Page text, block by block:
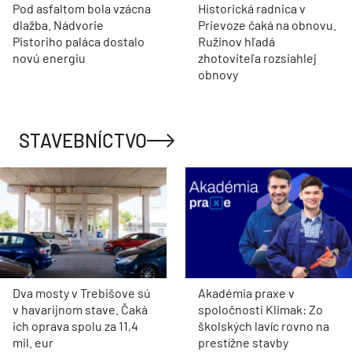
Pod asfaltom bola vzácna
dlažba. Nádvorie
Pistoriho paláca dostalo
novú energiu
Historická radnica v
Prievoze čaká na obnovu.
Ružinov hľadá
zhotoviteľa rozsiahlej
obnovy
STAVEBNÍCTVO
Dva mosty v Trebišove sú
v havarijnom stave. Čaká
ich oprava spolu za 11,4
mil. eur
Akadémia praxe v
spoločnosti Klimak: Zo
školských lavíc rovno na
prestížne stavby